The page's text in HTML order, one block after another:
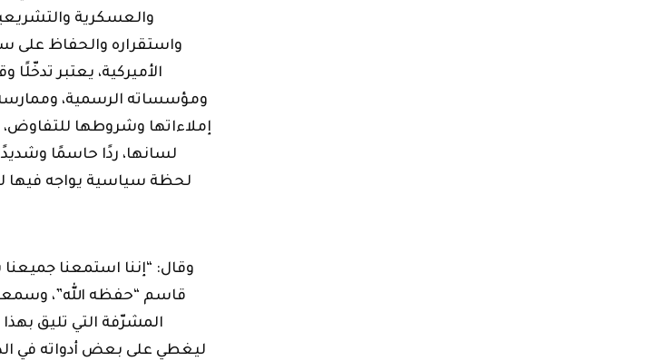
والعسكرية
واستقراره والحفاظ على
الأميركية، يعتبر تدخّلًا
ومؤسساته الرسمية،
إملاءاتها وشروطها
لسانها، ردًا حاسمًا
لحظة سياسية يواجه فيها
وقال: “إننا استمعنا
قاسم “حفظه الله”،
المشرّفة التي تليق
ليغطي على بعض أدواته في